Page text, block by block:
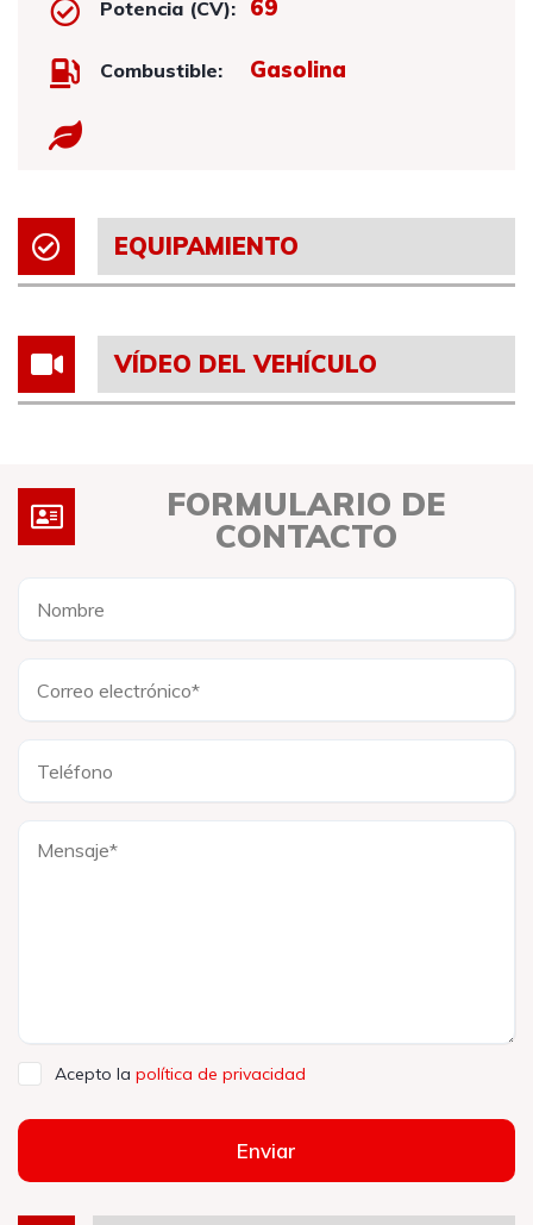
Potencia (CV): 69
Combustible: Gasolina
EQUIPAMIENTO
VÍDEO DEL VEHÍCULO
FORMULARIO DE
CONTACTO
Acepto la política de privacidad
Enviar